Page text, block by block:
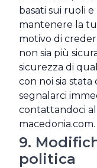
basati sui ruoli e
mantenere la
motivo di
non sia più
sicurezza di
con noi sia
segnalarci
contattandoci
macedonia.com.
9.
politica